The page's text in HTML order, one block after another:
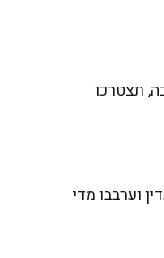
תצטרכו
וערבבו מדי